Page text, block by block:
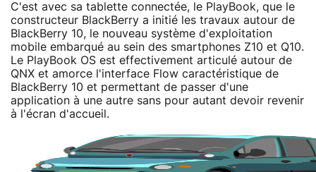
C'est avec sa tablette connectée, le PlayBook, que le
constructeur BlackBerry a initié les travaux autour de
BlackBerry 10, le nouveau système d'exploitation
mobile embarqué au sein des smartphones Z10 et Q10.
Le PlayBook OS est effectivement articulé autour de
QNX et amorce l'interface Flow caractéristique de
BlackBerry 10 et permettant de passer d'une
application à une autre sans pour autant devoir revenir
à l'écran d'accueil.